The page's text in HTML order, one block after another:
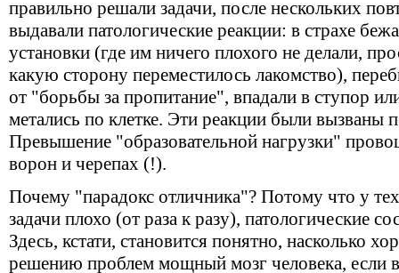
правильно решали задачи, после нескольких
выдавали патологические реакции: в страхе
установки (где им ничего плохого не делали,
какую сторону переместилось лакомство),
от "борьбы за пропитание", впадали в ступор
метались по клетке. Эти реакции были вызваны
Превышение "образовательной нагрузки"
ворон и черепах (!).
Почему "парадокс отличника"? Потому что у
задачи плохо (от раза к разу), патологические
Здесь, кстати, становится понятно, насколько
решению проблем мощный мозг человека, если